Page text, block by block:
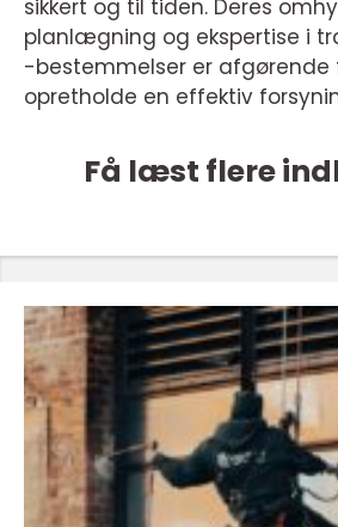
sikkert og til tiden. Deres
planlægning og ekspertise i
-bestemmelser er afgørende
opretholde en effektiv
Få læst flere